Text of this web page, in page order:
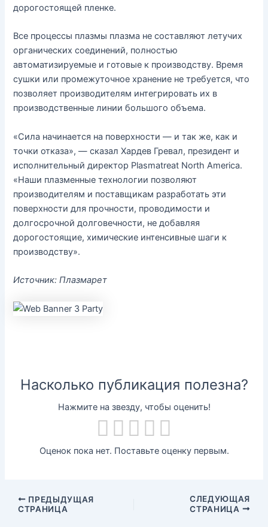
дорогостоящей пленке.
Все процессы плазмы плазма не составляют летучих
органических соединений, полностью
автоматизируемые и готовые к производству. Время
сушки или промежуточное хранение не требуется, что
позволяет производителям интегрировать их в
производственные линии большого объема.
«Сила начинается на поверхности — и так же, как и
точки отказа», — сказал Хардев Гревал, президент и
исполнительный директор Plasmatreat North America.
«Наши плазменные технологии позволяют
производителям и поставщикам разработать эти
поверхности для прочности, проводимости и
долгосрочной долговечности, не добавляя
дорогостоящие, химические интенсивные шаги к
производству».
Источник: Плазмарет
Насколько публикация полезна?
Нажмите на звезду, чтобы оценить!
Оценок пока нет. Поставьте оценку первым.
ПРЕДЫДУЩАЯ
СТРАНИЦА
СЛЕДУЮЩАЯ
СТРАНИЦА